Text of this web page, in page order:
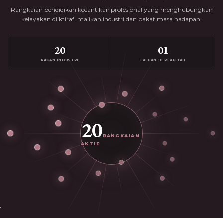
Rangkaian pendidikan kecantikan profesional yang menghubungkan
kelayakan diiktiraf, majikan industri dan bakat masa hadapan.
20
RAKAN INDUSTRI
01
LALUAN BERTAULIAH
20RANGKAIAN
AKTIF